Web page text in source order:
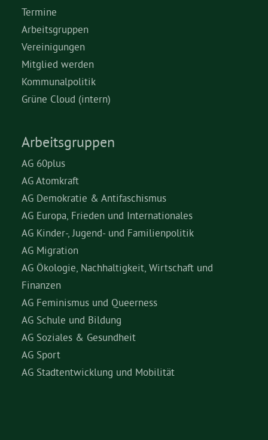
Termine
Arbeitsgruppen
Vereinigungen
Mitglied werden
Kommunalpolitik
Grüne Cloud (intern)
Arbeitsgruppen
AG 60plus
AG Atomkraft
AG Demokratie & Antifaschismus
AG Europa, Frieden und Internationales
AG Kinder-, Jugend- und Familienpolitik
AG Migration
AG Ökologie, Nachhaltigkeit, Wirtschaft und
Finanzen
AG Feminismus und Queerness
AG Schule und Bildung
AG Soziales & Gesundheit
AG Sport
AG Stadtentwicklung und Mobilität